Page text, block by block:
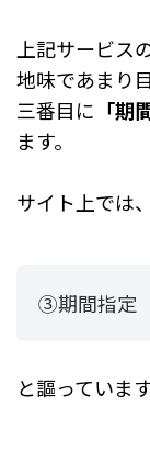
上記サービス
地味であまり
三番目に 「
ます。
サイト上では、
③期間指定
と謳っています